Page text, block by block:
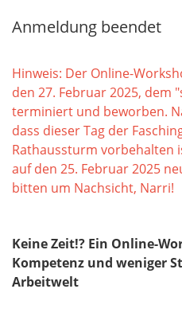
Anmeldung beendet
Hinweis: Der Online-
den 27. Februar 2025, dem
terminiert und beworben.
dass dieser Tag der
Rathaussturm vorbehalten
auf den 25. Februar 2025
bitten um Nachsicht, Narri!
Keine Zeit!? Ein Online-
Kompetenz und weniger
Arbeitwelt